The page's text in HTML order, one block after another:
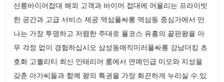
선릉바이어접대 해외 고객과 바이어 접대에 어울리는 프라이빗
한 공간과 고급 서비스 제공 역삼풀싸롱 역삼동 중심가에서 만
나는 가장 투명하고 저렴한 주대로 풀코스 유흥의 끝판왕을 아
무 걱정 없이 경험하십시오 삼성동매직미러풀싸롱 강남더킹 초
호화 고퀄리티 최신 인테리어 룸에서 연예인급 미모와 지성을
갖춘 아가씨들과 함께 왕의 특권을 가장 화끈하게 누리실 수 있